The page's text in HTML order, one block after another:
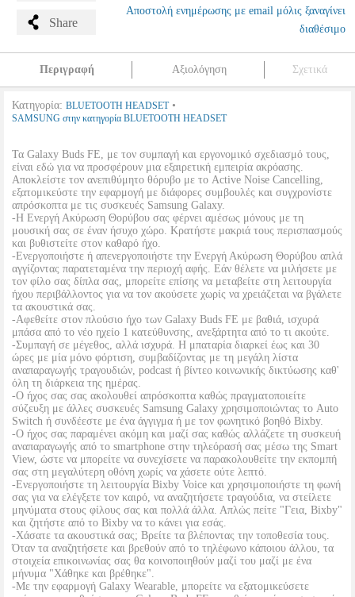
Share
Αποστολή ενημέρωσης με email μόλις ξαναγίνει
διαθέσιμο
Περιγραφή Αξιολόγηση Σχετικά
Κατηγορία: BLUETOOTH HEADSET•
SAMSUNG στην κατηγορία BLUETOOTH HEADSET
Τα Galaxy Buds FE, με τον συμπαγή και εργονομικό σχεδιασμό τους,
είναι εδώ για να προσφέρουν μια εξαιρετική εμπειρία ακρόασης.
Αποκλείστε τον ανεπιθύμητο θόρυβο με το Active Noise Cancelling,
εξατομικεύστε την εφαρμογή με διάφορες συμβουλές και συγχρονίστε
απρόσκοπτα με τις συσκευές Samsung Galaxy.
-Η Ενεργή Ακύρωση Θορύβου σας φέρνει αμέσως μόνους με τη
μουσική σας σε έναν ήσυχο χώρο. Κρατήστε μακριά τους περισπασμούς
και βυθιστείτε στον καθαρό ήχο.
-Ενεργοποιήστε ή απενεργοποιήστε την Ενεργή Ακύρωση Θορύβου απλά
αγγίζοντας παρατεταμένα την περιοχή αφής. Εάν θέλετε να μιλήσετε με
τον φίλο σας δίπλα σας, μπορείτε επίσης να μεταβείτε στη λειτουργία
ήχου περιβάλλοντος για να τον ακούσετε χωρίς να χρειάζεται να βγάλετε
τα ακουστικά σας.
-Αφεθείτε στον πλούσιο ήχο των Galaxy Buds FE με βαθιά, ισχυρά
μπάσα από το νέο ηχείο 1 κατεύθυνσης, ανεξάρτητα από το τι ακούτε.
-Συμπαγή σε μέγεθος, αλλά ισχυρά. Η μπαταρία διαρκεί έως και 30
ώρες με μία μόνο φόρτιση, συμβαδίζοντας με τη μεγάλη λίστα
αναπαραγωγής τραγουδιών, podcast ή βίντεο κοινωνικής δικτύωσης καθ'
όλη τη διάρκεια της ημέρας.
-Ο ήχος σας σας ακολουθεί απρόσκοπτα καθώς πραγματοποιείτε
σύζευξη με άλλες συσκευές Samsung Galaxy χρησιμοποιώντας το Auto
Switch ή συνδέεστε με ένα άγγιγμα ή με τον φωνητικό βοηθό Bixby.
-Ο ήχος σας παραμένει ακόμη και μαζί σας καθώς αλλάζετε τη συσκευή
αναπαραγωγής από το smartphone στην τηλεόρασή σας μέσω της Smart
View, ώστε να μπορείτε να συνεχίσετε να παρακολουθείτε την εκπομπή
σας στη μεγαλύτερη οθόνη χωρίς να χάσετε ούτε λεπτό.
-Ενεργοποιήστε τη λειτουργία Bixby Voice και χρησιμοποιήστε τη φωνή
σας για να ελέγξετε τον καιρό, να αναζητήσετε τραγούδια, να στείλετε
μηνύματα στους φίλους σας και πολλά άλλα. Απλώς πείτε "Γεια, Bixby"
και ζητήστε από το Bixby να το κάνει για εσάς.
-Χάσατε τα ακουστικά σας; Βρείτε τα βλέποντας την τοποθεσία τους.
Όταν τα αναζητήσετε και βρεθούν από το τηλέφωνο κάποιου άλλου, τα
στοιχεία επικοινωνίας σας θα κοινοποιηθούν μαζί του μαζί με ένα
μήνυμα "Χάθηκε και βρέθηκε".
-Με την εφαρμογή Galaxy Wearable, μπορείτε να εξατομικεύσετε